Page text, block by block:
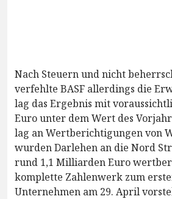
Nach Steuern und nicht
verfehlte BASF allerdings die
lag das Ergebnis mit
Euro unter dem Wert des
lag an Wertberichtigungen von
wurden Darlehen an die Nord
rund 1,1 Milliarden Euro
komplette Zahlenwerk zum
Unternehmen am 29. April